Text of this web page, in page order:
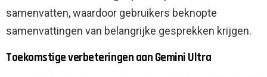
samenvatten, waardoor gebruikers beknopte
samenvattingen van belangrijke gesprekken krijgen.
Toekomstige verbeteringen aan Gemini Ultra